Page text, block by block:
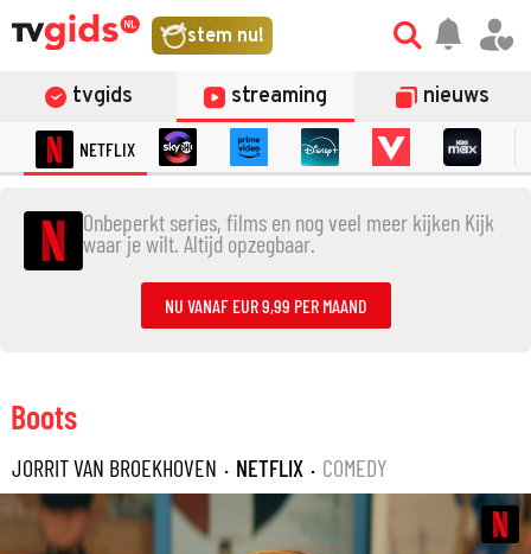
stem nu!
tvgids streaming nieuws
NETFLIX
Onbeperkt series, films en nog veel meer kijken Kijk
waar je wilt. Altijd opzegbaar.
NU VANAF EUR 9,99 PER MAAND
Boots
JORRIT VAN BROEKHOVEN · NETFLIX · COMEDY